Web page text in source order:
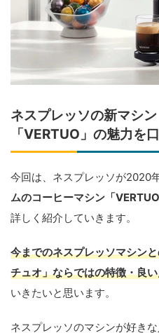
ネスプレッソの新マシ
「VERTUO」の魅力を
今回は、ネスプレッソが2020
ムのコーヒーマシン「
詳しく紹介していきます。
今までのネスプレッソマシン
チュオ」ならではの特徴・良
いきたいと思います。
ネスプレッソのマシンが好き